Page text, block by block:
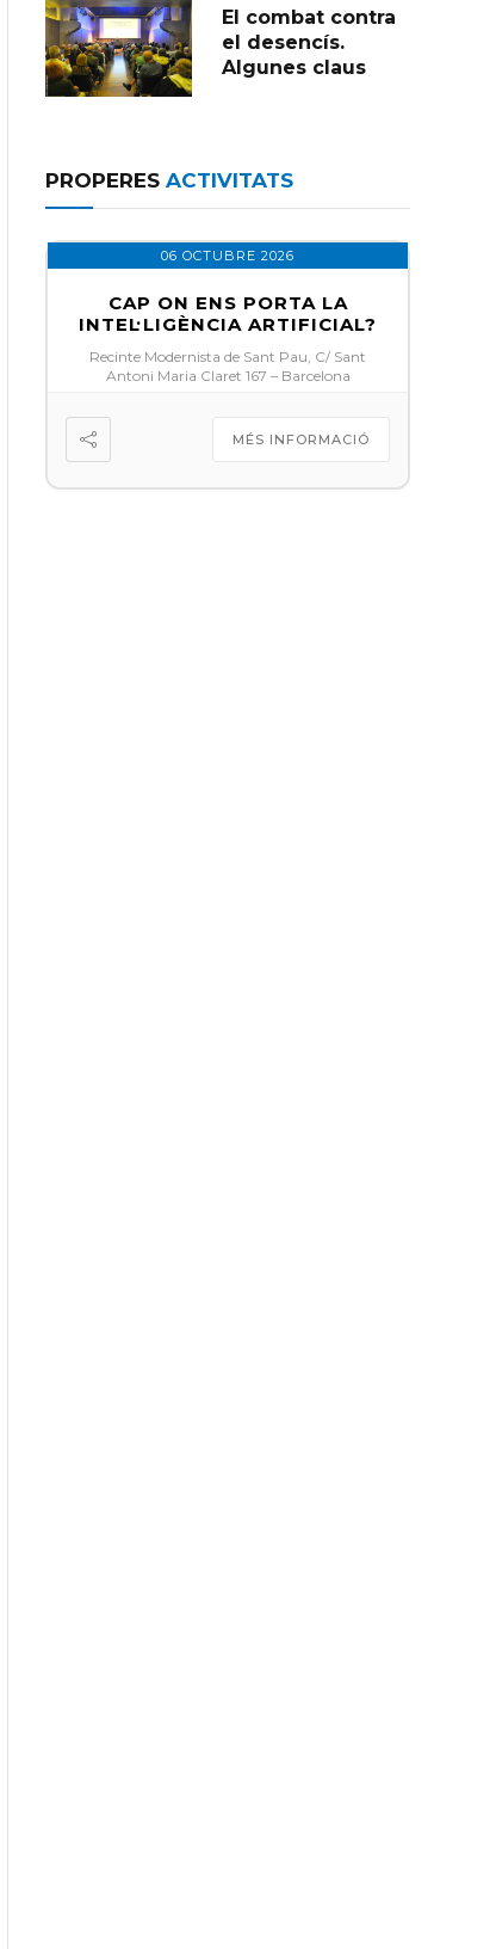
El combat contra
el desencís.
Algunes claus
PROPERESACTIVITATS
06 OCTUBRE 2026
CAP ON ENS PORTA LA
INTEL·LIGÈNCIA ARTIFICIAL?
Recinte Modernista de Sant Pau, C/ Sant
Antoni Maria Claret 167 – Barcelona
MÉS INFORMACIÓ